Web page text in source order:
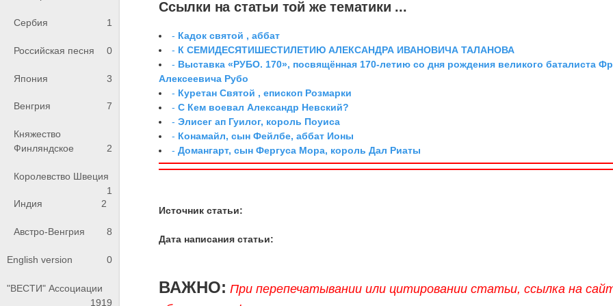
Сербия 1
Российская песня 0
Япония 3
Венгрия 7
Княжество
Финляндское
2
Королевство Швеция
1
Индия
2
Австро-Венгрия 8
English version 0
"ВЕСТИ" Ассоциации
1919
Ссылки на статьи той же тематики ...
- Кадок святой , аббат
- К СЕМИДЕСЯТИШЕСТИЛЕТИЮ АЛЕКСАНДРА ИВАНОВИЧА ТАЛАНОВА
- Выставка «РУБО. 170», посвящённая 170-летию со дня рождения великого баталиста
Алексеевича Рубо
- Куретан Святой , епископ Розмарки
-С Кем воевал Александр Невский?
-Элисег ап Гуилог, король Поуиса
- Конамайл, сын Фейлбе, аббат Ионы
-Домангарт, сын Фергуса Мора, король Дал Риаты
Источник статьи:
Дата написания статьи:
ВАЖНО: При перепечатывании или цитировании статьи, ссылка на